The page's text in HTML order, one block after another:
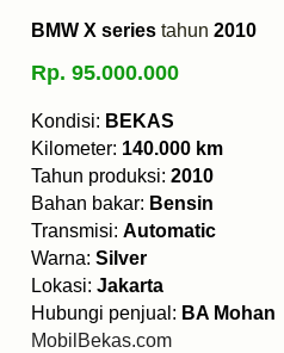
BMW X series tahun 2010
Rp. 95.000.000
Kondisi: BEKAS
Kilometer: 140.000 km
Tahun produksi: 2010
Bahan bakar: Bensin
Transmisi: Automatic
Warna: Silver
Lokasi: Jakarta
Hubungi penjual: BA Mohan
MobilBekas.com